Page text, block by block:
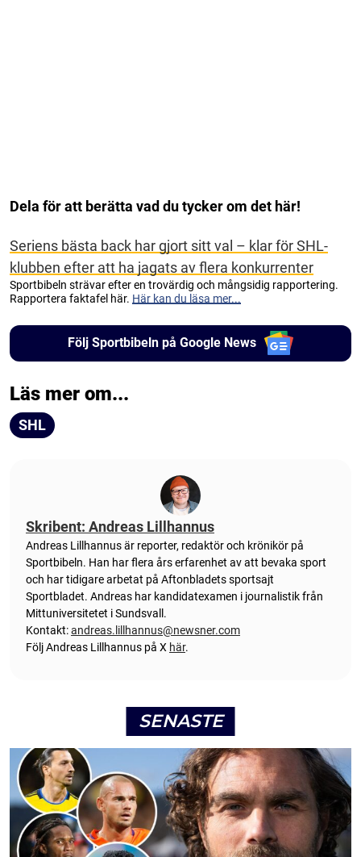
Dela för att berätta vad du tycker om det här!
Seriens bästa back har gjort sitt val – klar för SHL-
klubben efter att ha jagats av flera konkurrenter
Sportbibeln strävar efter en trovärdig och mångsidig rapportering.
Rapportera faktafel här. Här kan du läsa mer...
Följ Sportbibeln på Google News
Läs mer om...
SHL
Skribent: Andreas Lillhannus
Andreas Lillhannus är reporter, redaktör och krönikör på
Sportbibeln. Han har flera års erfarenhet av att bevaka sport
och har tidigare arbetat på Aftonbladets sportsajt
Sportbladet. Andreas har kandidatexamen i journalistik från
Mittuniversitetet i Sundsvall.
Kontakt:andreas.lillhannus@newsner.com
Följ Andreas Lillhannus på X här.
SENASTE